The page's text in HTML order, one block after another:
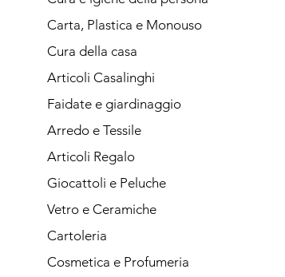
Carta, Plastica e Monouso
Cura della casa
Articoli Casalinghi
Faidate e giardinaggio
Arredo e Tessile
Articoli Regalo
Giocattoli e Peluche
Vetro e Ceramiche
Cartoleria
Cosmetica e Profumeria